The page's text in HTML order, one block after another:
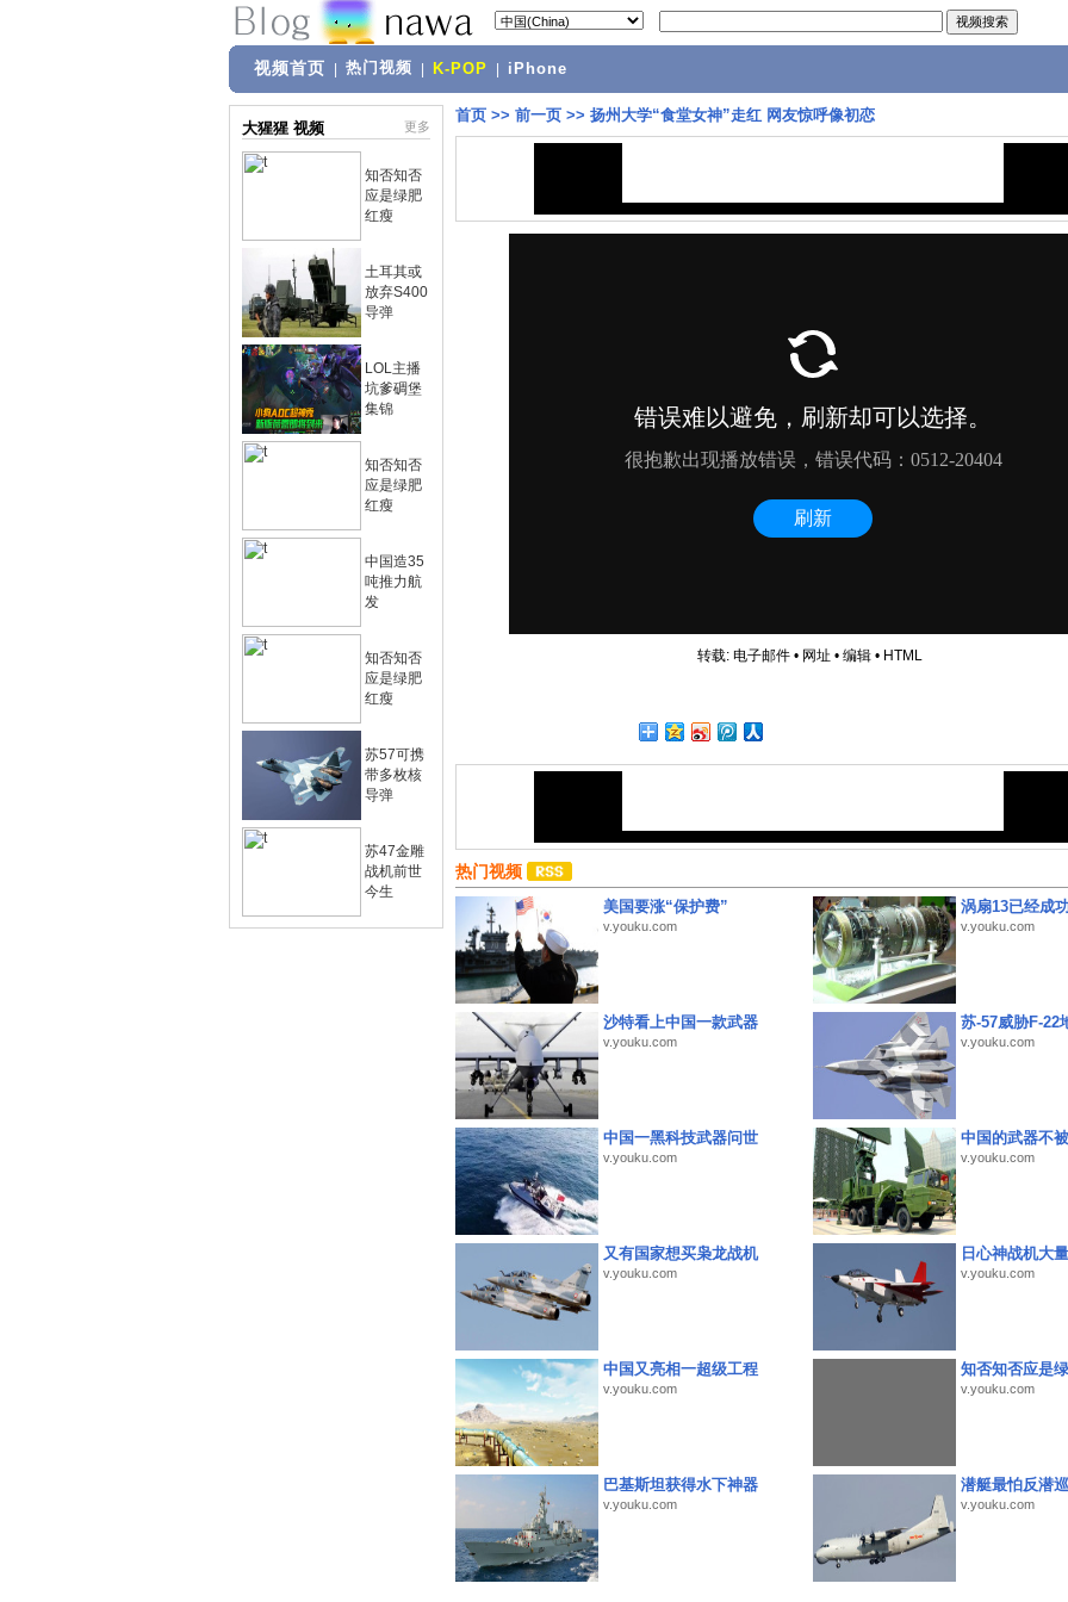
视频首页 热门视频 K-POP iPhone
大猩猩 视频 更多
知否知否
应是绿肥
红瘦
土耳其或
放弃S400
导弹
LOL主播
坑爹碉堡
集锦
知否知否
应是绿肥
红瘦
中国造35
吨推力航
发
知否知否
应是绿肥
红瘦
苏57可携
带多枚核
导弹
苏47金雕
战机前世
今生
首页 >> 前一页 >> 扬州大学“食堂女神”走红 网友惊呼像初恋
转载: 电子邮件• 网址 • 编辑• HTML
热门视频
美国要涨“保护费”
v.youku.com
涡扇13已经成
v.youku.com
沙特看上中国一款武器
v.youku.com
苏-57威胁F-22
v.youku.com
中国一黑科技武器问世
v.youku.com
中国的武器不
v.youku.com
又有国家想买枭龙战机
v.youku.com
日心神战机大
v.youku.com
中国又亮相一超级工程
v.youku.com
知否知否应是
v.youku.com
巴基斯坦获得水下神器
v.youku.com
潜艇最怕反潜
v.youku.com